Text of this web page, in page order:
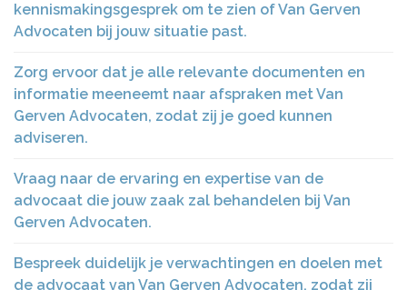
kennismakingsgesprek om te zien of Van Gerven
Advocaten bij jouw situatie past.
Zorg ervoor dat je alle relevante documenten en
informatie meeneemt naar afspraken met Van
Gerven Advocaten, zodat zij je goed kunnen
adviseren.
Vraag naar de ervaring en expertise van de
advocaat die jouw zaak zal behandelen bij Van
Gerven Advocaten.
Bespreek duidelijk je verwachtingen en doelen met
de advocaat van Van Gerven Advocaten, zodat zij